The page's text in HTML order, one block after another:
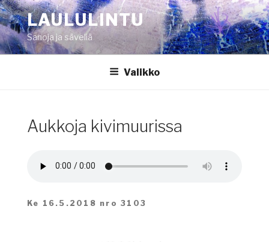
Siirry
sisältöönLAULULINTU
Sanoja ja säveliä
Valikko
Aukkoja kivimuurissa
Ke 16.5.2018 nro 3103